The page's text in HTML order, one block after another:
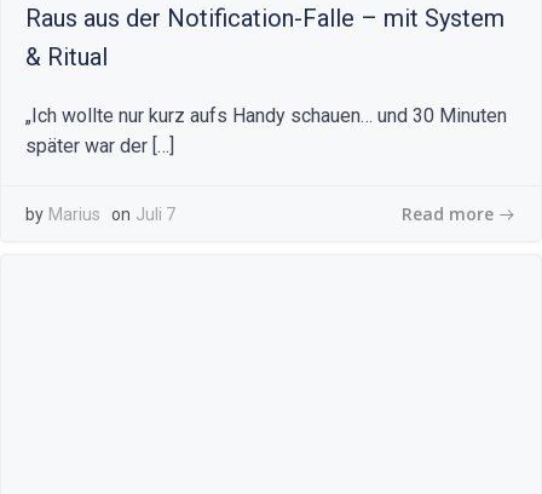
Raus aus der Notification-Falle – mit System
& Ritual
„Ich wollte nur kurz aufs Handy schauen… und 30 Minuten
später war der […]
by Marius on Juli 7 Read more